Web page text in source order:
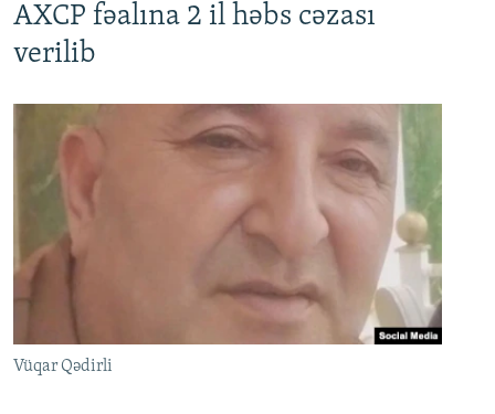
AXCP fəalına 2 il həbs cəzası
verilib
Vüqar Qədirli